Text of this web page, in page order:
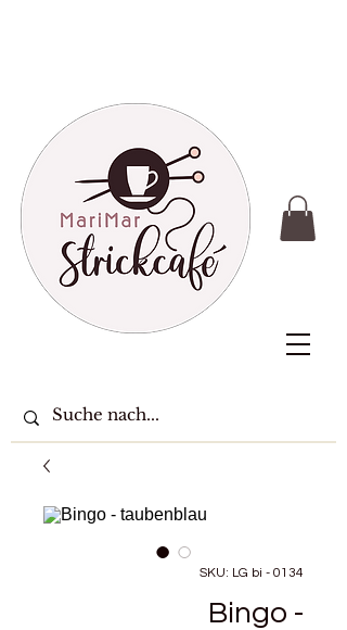
SKU: LG bi - 0134
Bingo -